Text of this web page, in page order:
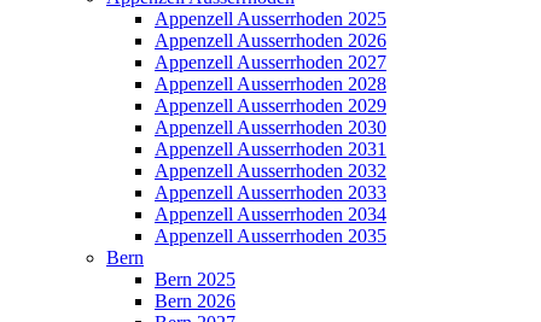
Appenzell Ausserrhoden 2025
Appenzell Ausserrhoden 2026
Appenzell Ausserrhoden 2027
Appenzell Ausserrhoden 2028
Appenzell Ausserrhoden 2029
Appenzell Ausserrhoden 2030
Appenzell Ausserrhoden 2031
Appenzell Ausserrhoden 2032
Appenzell Ausserrhoden 2033
Appenzell Ausserrhoden 2034
Appenzell Ausserrhoden 2035
Bern
Bern 2025
Bern 2026